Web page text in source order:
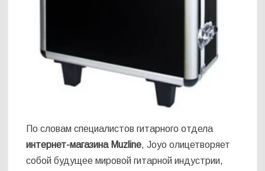
По словам специалистов гитарного отдела
интернет-магазина Muzline, Joyo олицетворяет
собой будущее мировой гитарной индустрии,